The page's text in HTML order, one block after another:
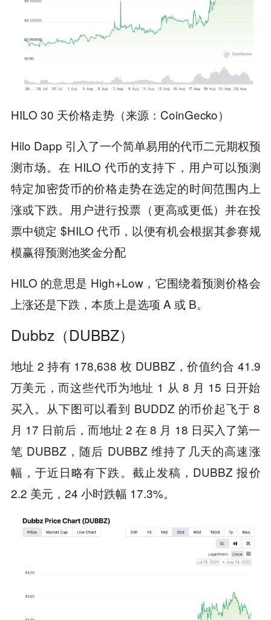
HILO 30 天价格走势（来源：CoinGecko）
Hilo Dapp 引入了一个简单易用的代币二元期权预
测市场。在 HILO 代币的支持下，用户可以预测
特定加密货币的价格走势在选定的时间范围内上
涨或下跌。用户进行投票（更高或更低）并在投
票中锁定 $HILO 代币，以便有机会根据其参赛规
模赢得预测池奖金分配
HILO 的意思是 High+Low，它围绕着预测价格会
上涨还是下跌，本质上是选项 A 或 B。
Dubbz（DUBBZ）
地址 2 持有 178,638 枚 DUBBZ，价值约合 41.9
万美元，而这些代币为地址 1 从 8 月 15 日开始
买入。从下图可以看到 BUDDZ 的币价起飞于 8
月 17 日前后，而地址 2 在 8 月 18 日买入了第一
笔 DUBBZ，随后 DUBBZ 维持了几天的高速涨
幅，于近日略有下跌。截止发稿，DUBBZ 报价
2.2 美元，24 小时跌幅 17.3%。